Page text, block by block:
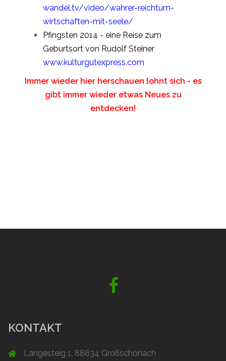
wandel.tv/video/wahrer-reichtum-
wirtschaften-mit-seele/
Pfingsten 2014 - eine Reise zum
Geburtsort von Rudolf Steiner
www.kulturgutexpress.com
Immer wieder hier herschauen lohnt sich - es
gibt immer wieder etwas Neues zu
entdecken!
Facebook
KONTAKT
Langesteig 1, 88634 Großschönach